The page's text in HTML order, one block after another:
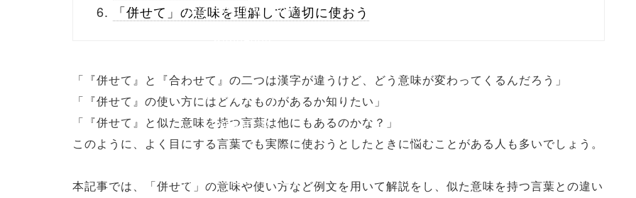
(this.href, 'Gwindow',
menubar=no,
toolbar=no,
scrollbars=yes');
return false;"> シェア
「併せて」の意味を理解して適切に使おう
「『併せて』と『合わせて』の二つは漢字が違うけど、どう意味が変わってくるんだろう」
「『併せて』の使い方にはどんなものがあるか知りたい」
「『併せて』と似た意味を持つ言葉は他にもあるのかな？」
このように、よく目にする言葉でも実際に使おうとしたときに悩むことがある人も多いでしょう。
本記事では、「併せて」の意味や使い方など例文を用いて解説をし、似た意味を持つ言葉との違い